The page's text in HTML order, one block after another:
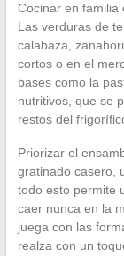
Cocinar en familia
Las verduras de
calabaza,
cortos o en el
bases como la
nutritivos, que se
restos del
Priorizar el
gratinado casero,
todo esto permite
caer nunca en la
juega con las
realza con un